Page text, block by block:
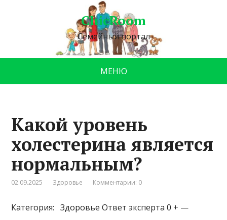
ChicRoom
Семейный портал
МЕНЮ
Какой уровень
холестерина является
нормальным?
02.09.2025 Здоровье Комментарии: 0
Категория: ЗдоровьеОтвет эксперта 0 + —